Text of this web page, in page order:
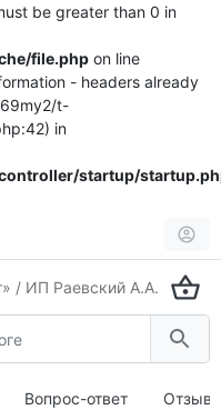
be greater than 0 in
file.php on line
- headers already
t-
in
startup/
Вопрос-ответ